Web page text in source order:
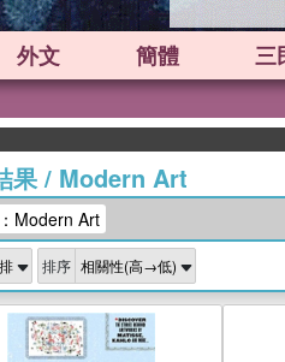
外文 簡體 三
果/ Modern Art
Modern Art
排序